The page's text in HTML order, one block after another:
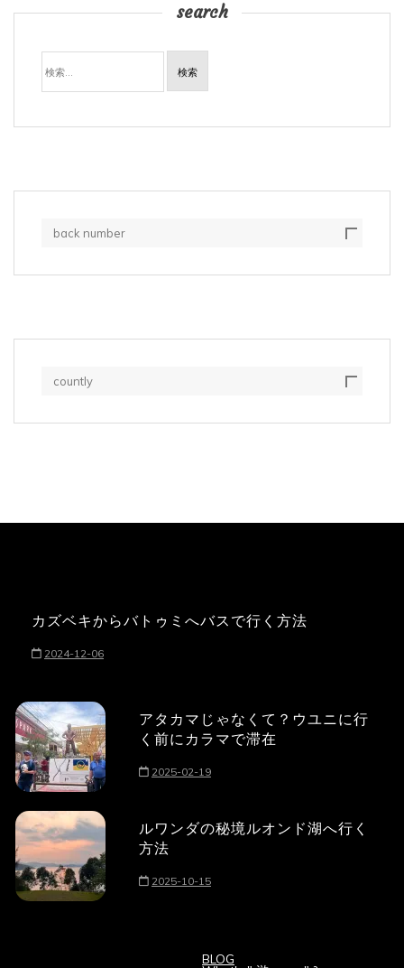
search
検
索:
back number
countly
カズベキからバトゥミへバスで行く方法
2024-12-06
アタカマじゃなくて？ウユニに行
く前にカラマで滞在
2025-02-19
ルワンダの秘境ルオンド湖へ行く
方法
2025-10-15
BLOG